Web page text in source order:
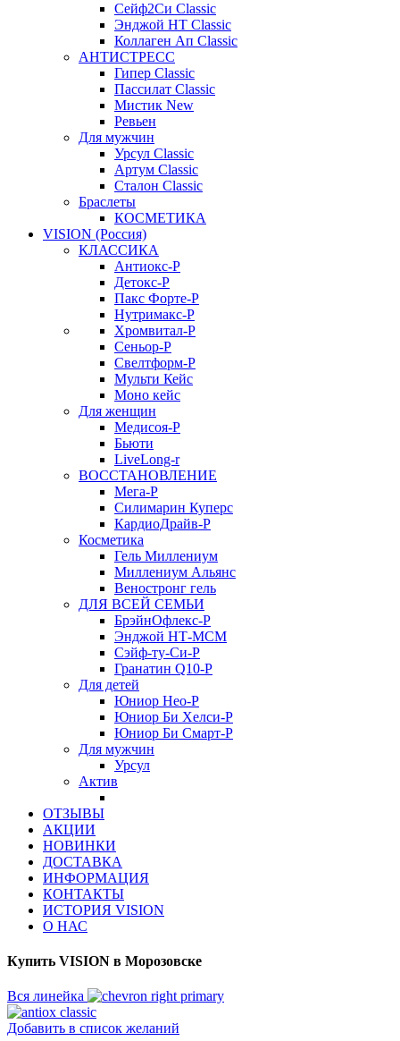
Сейф2Си Classic
Энджой НТ Classic
Коллаген Ап Classic
АНТИСТРЕСС
Гипер Classic
Пассилат Classic
Мистик New
Ревьен
Для мужчин
Урсул Classic
Артум Classic
Сталон Classic
Браслеты
КОСМЕТИКА
VISION (Россия)
КЛАССИКА
Антиокс-Р
Детокс-Р
Пакс Форте-Р
Нутримакс-Р
Хромвитал-Р
Сеньор-Р
Свелтформ-Р
Мульти Кейс
Моно кейс
Для женщин
Медисоя-Р
Бьюти
LiveLong-r
ВОССТАНОВЛЕНИЕ
Мега-Р
Силимарин Куперс
КардиоДрайв-Р
Косметика
Гель Миллениум
Миллениум Альянс
Веностронг гель
ДЛЯ ВСЕЙ СЕМЬИ
БрэйнОфлекс-Р
Энджой НТ-МСМ
Сэйф-ту-Си-Р
Гранатин Q10-Р
Для детей
Юниор Нео-Р
Юниор Би Хелси-Р
Юниор Би Смарт-Р
Для мужчин
Урсул
Актив
ОТЗЫВЫ
АКЦИИ
НОВИНКИ
ДОСТАВКА
ИНФОРМАЦИЯ
КОНТАКТЫ
ИСТОРИЯ VISION
О НАС
Купить VISION в Морозовске
Вся линейка
Добавить в список желаний